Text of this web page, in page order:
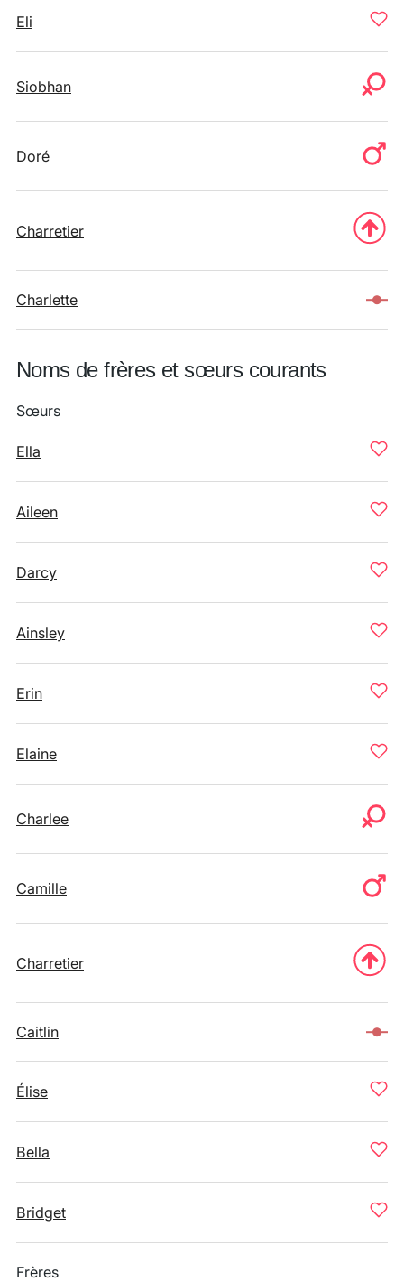
Eli
Siobhan
Doré
Charretier
Charlette
Noms de frères et sœurs courants
Sœurs
Ella
Aileen
Darcy
Ainsley
Erin
Elaine
Charlee
Camille
Charretier
Caitlin
Élise
Bella
Bridget
Frères